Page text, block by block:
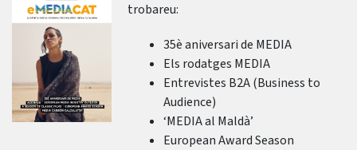
trobareu:
35è aniversari de MEDIA
Els rodatges MEDIA
Entrevistes B2A (Business to
Audience)
‘MEDIA al Maldà’
European Award Season